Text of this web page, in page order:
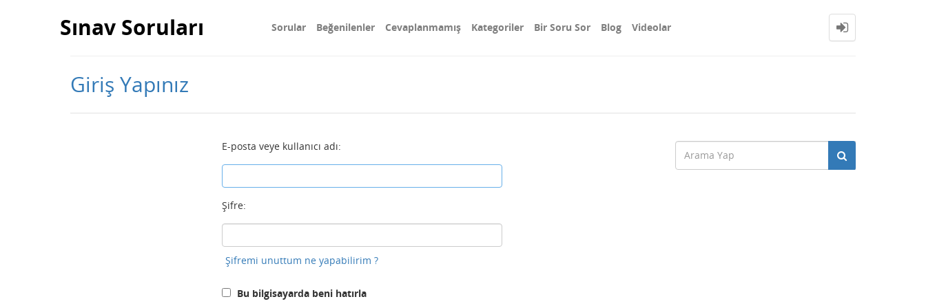
Sınav Soruları Sorular Beğenilenler Cevaplanmamış Kategoriler Bir Soru Sor Blog Videolar
Giriş Yapınız
E-posta veye kullanıcı adı:
Şifre:
Şifremi unuttum ne yapabilirim ?
Bu bilgisayarda beni hatırla